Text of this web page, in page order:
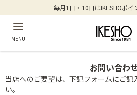
毎月1日・10日はIKESHOポイ
MENU
お問い合わ
当店へのご要望は、下記フォームにご記
い。